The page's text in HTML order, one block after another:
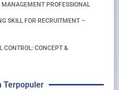
PROFESSIONAL
SKILL FOR RECRUITMENT –
CONTROL: CONCEPT &
Terpopuler